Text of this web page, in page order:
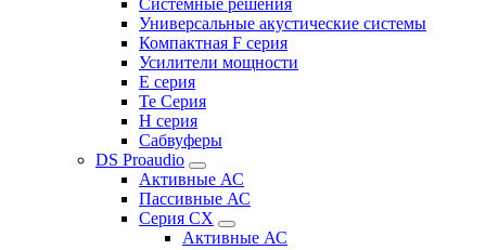
Системные решения
Универсальные акустические системы
Компактная F серия
Усилители мощности
E серия
Te Серия
H серия
Сабвуферы
DS Proaudio
Активные АС
Пассивные АС
Серия CX
Активные АС